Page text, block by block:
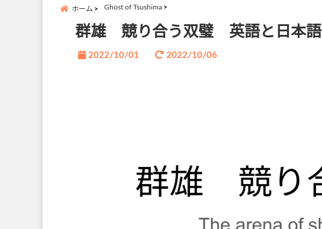
ホーム Ghost of Tsushima
群雄 競り合う双璧 英語と日本語
2022/10/01 2022/10/06